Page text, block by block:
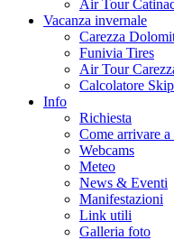
Air Tour
Vacanza invernale
Carezza
Funivia Tires
Air Tour
Calcolatore
Info
Richiesta
Come arrivare
Webcams
Meteo
News & Eventi
Manifestazioni
Link utili
Galleria foto